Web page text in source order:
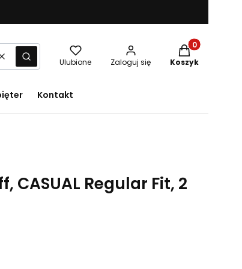
WyczyśćSzukaj Ulubione Zaloguj się
Produkty w
Koszyk
Kontakt
CASUAL Regular Fit, 2